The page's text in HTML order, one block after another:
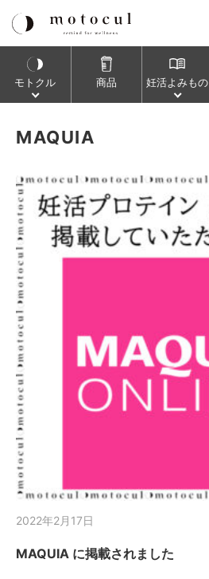
モトクル 商品 妊活よみもの
MAQUIA
2022年2月17日
MAQUIA に掲載されました